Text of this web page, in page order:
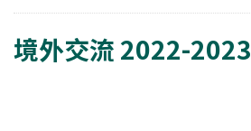
境外交流 2022-2023